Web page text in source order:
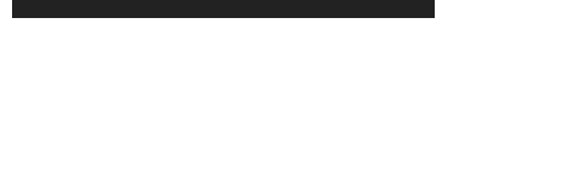
Gore/Dole